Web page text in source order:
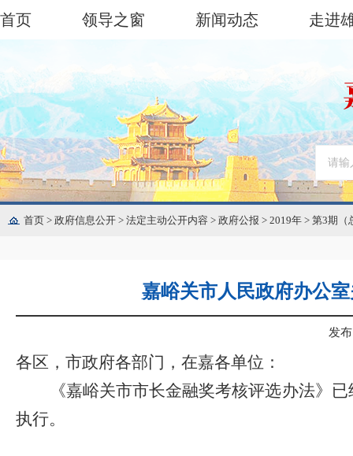
首页 领导之窗 新闻动态 走进
首页 > 政府信息公开 > 法定主动公开内容 > 政府公报 > 2019年 > 第3期（
嘉峪关市人民政府办公
发
各区，市政府各部门，在嘉各单位：
《嘉峪关市市长金融奖考核评选办法》
执行。